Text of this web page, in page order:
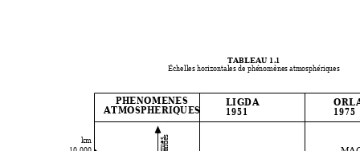
TABLEAU 1.1
Échelles horizontales de phénomènes atmosphériques
km
1975
LIGDA
1951
PHENOMENES
ATMOSPHERIQUES
ondes